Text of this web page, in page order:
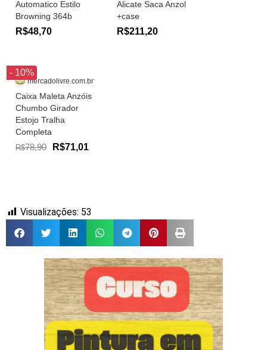
Automatico Estilo
Browning 364b
R$48,70
Alicate Saca Anzol
+case
R$211,20
- 10%
mercadolivre.com.br
Caixa Maleta Anzóis
Chumbo Girador
Estojo Tralha
Completa
R$78,90 R$71,01
Visualizações: 53